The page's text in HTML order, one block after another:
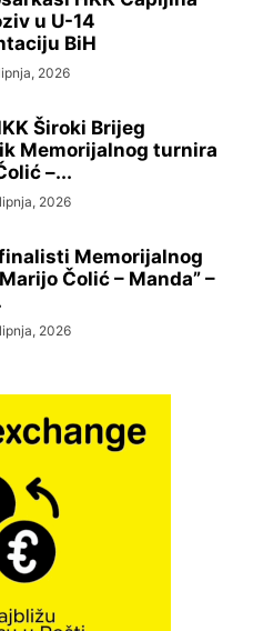
u U-14
BiH
2026
Široki Brijeg
Memorijalnog turnira
–...
2026
Memorijalnog
Čolić – Manda” –
2026